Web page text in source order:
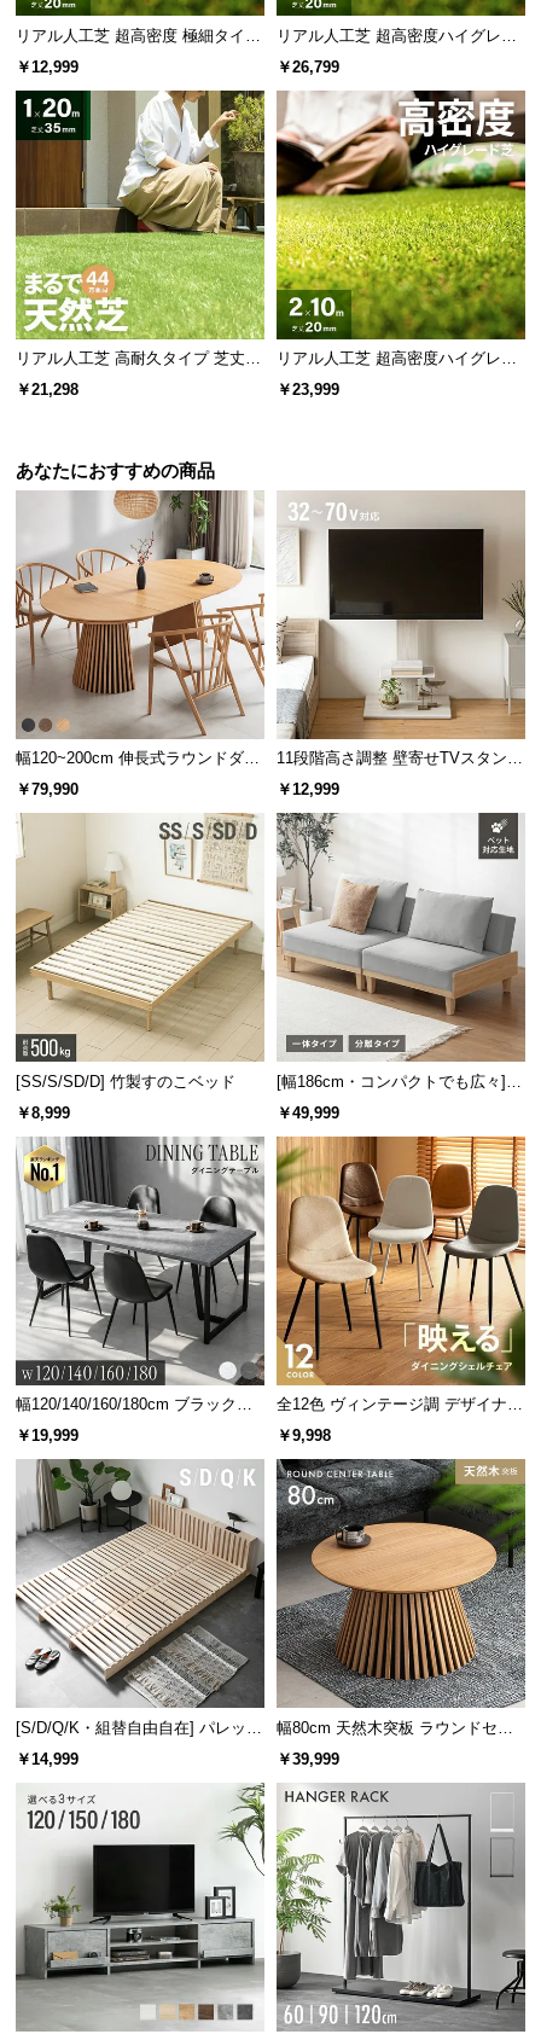
リアル人工芝 超高密度 極細タイプ
芝丈20mm 1×10m
￥12,999
リアル人工芝 超高密度ハイグレー
ド 高耐久タイプ・質感追求 芝丈20
mm 2×10m 防草シート付
￥26,799
リアル人工芝 高耐久タイプ 芝丈35
mm 1×20m 防草シート付（自然な
￥21,298
リアル人工芝 超高密度ハイグレー
ド 高耐久タイプ・質感を追求 芝丈
￥23,999
あなたにおすすめの商品
幅120~200cm 伸長式ラウンドダイ
ニングテーブル 6人掛け 天然木突
￥79,990
11段階高さ調整 壁寄せTVスタンド
キャスター付き 上下左右角度調節
￥12,999
[SS/S/SD/D] 竹製すのこベッド
￥8,999
[幅186cm・コンパクトでも広々] 3
人掛けソファベッド リクライニン
グ 天然木フレーム 北欧
￥49,999
幅120/140/160/180cm ブラックフ
レーム ダイニング 大理石調 4人掛
￥19,999
全12色 ヴィンテージ調 デザイナー
ズシェルチェア
￥9,998
[S/D/Q/K・組替自由自在] パレット
ベッド 8/12/16枚セット
￥14,999
幅80cm 天然木突板 ラウンドセン
ターテーブル 美しい格子デザイン
￥39,999